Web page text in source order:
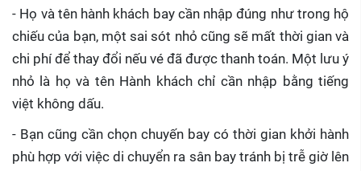
- Họ và tên hành khách bay cần nhập đúng như trong hộ
chiếu của bạn, một sai sót nhỏ cũng sẽ mất thời gian và
chi phí để thay đổi nếu vé đã được thanh toán. Một lưu ý
nhỏ là họ và tên Hành khách chỉ cần nhập bằng tiếng
việt không dấu.
- Bạn cũng cần chọn chuyến bay có thời gian khởi hành
phù hợp với việc di chuyển ra sân bay tránh bị trễ giờ lên